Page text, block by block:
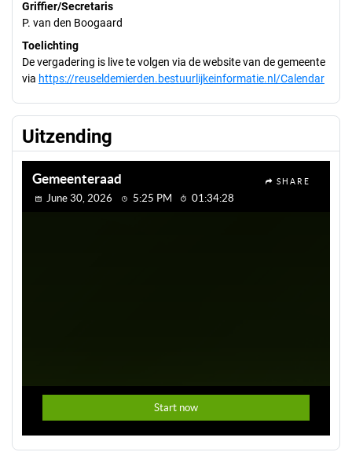
Griffier/Secretaris
P. van den Boogaard
Toelichting
De vergadering is live te volgen via de website van de gemeente
via https://reuseldemierden.bestuurlijkeinformatie.nl/Calendar
Uitzending